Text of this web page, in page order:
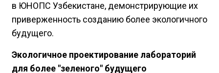
в ЮНОПС Узбекистане, демонстрирующие их
приверженность созданию более экологичного
будущего.
Экологичное проектирование лабораторий
для более "зеленого" будущего